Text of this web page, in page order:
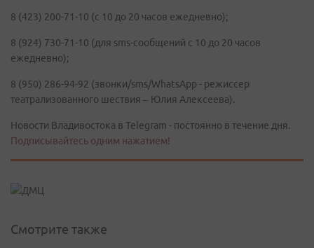
8 (423) 200-71-10 (с 10 до 20 часов ежедневно);
8 (924) 730-71-10 (для sms-сообщений с 10 до 20 часов
ежедневно);
8 (950) 286-94-92 (звонки/sms/WhatsApp - режиссер
театрализованного шествия – Юлия Алексеева).
Новости Владивостока в Telegram - постоянно в течение дня.
Подписывайтесь одним нажатием!
Смотрите также